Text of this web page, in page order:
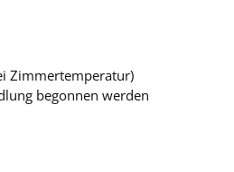
Zimmertemperatur)
begonnen werden